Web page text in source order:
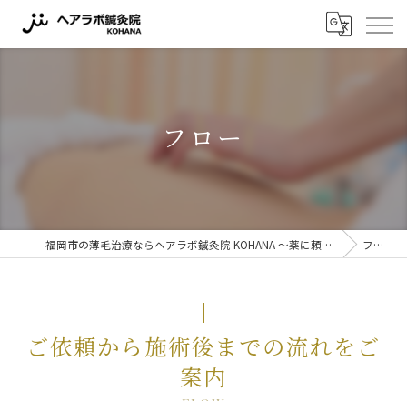
フロー
福岡市の薄毛治療ならヘアラボ鍼灸院 KOHANA 〜薬に頼らない薄毛対策〜 フロー
ご依頼から施術後までの流れをご
案内